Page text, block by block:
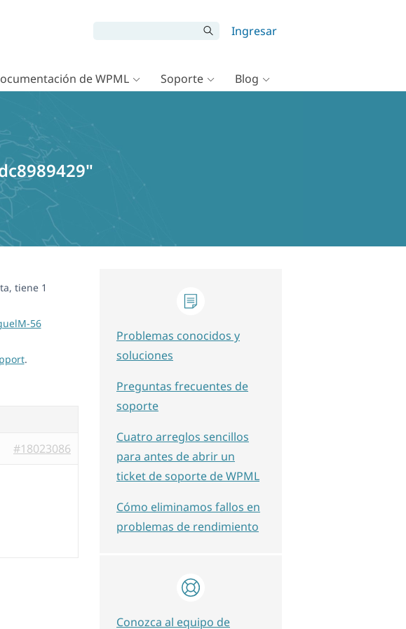
Ingresar
de WPML Soporte Blog
tiene 1
56
.
#18023086
Problemas conocidos y
soluciones
Preguntas frecuentes de
soporte
Cuatro arreglos sencillos
para antes de abrir un
ticket de soporte de WPML
Cómo eliminamos fallos en
problemas de rendimiento
Conozca al equipo de